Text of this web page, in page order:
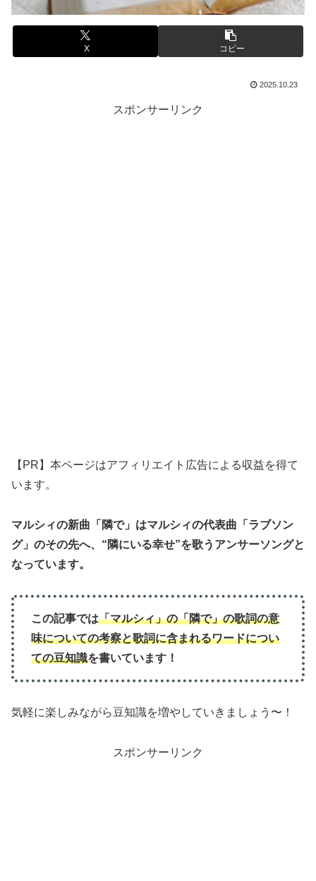
X コピー
2025.10.23
スポンサーリンク
【PR】本ページはアフィリエイト広告による収益を得て
います。
マルシィの新曲「隣で」はマルシィの代表曲「ラブソン
グ」のその先へ、“隣にいる幸せ”を歌うアンサーソングと
なっています。
この記事では「マルシィ」の「隣で」の歌詞の意
味についての考察と歌詞に含まれるワードについ
ての豆知識を書いています！
気軽に楽しみながら豆知識を増やしていきましょう〜！
スポンサーリンク